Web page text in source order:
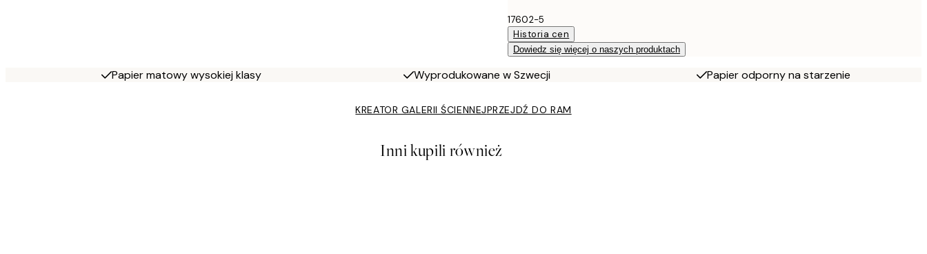
17602-5
Historia cen
Dowiedz się więcej o naszych produktach
Papier matowy wysokiej klasy Wyprodukowane w Szwecji Papier odporny na starzenie
KREATOR GALERII ŚCIENNEJPRZEJDŹ DO RAM
Inni kupili również